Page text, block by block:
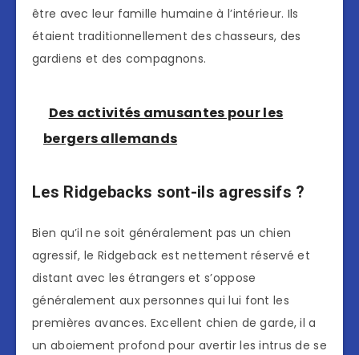
être avec leur famille humaine à l’intérieur. Ils
étaient traditionnellement des chasseurs, des
gardiens et des compagnons.
Des activités amusantes pour les
bergers allemands
Les Ridgebacks sont-ils agressifs ?
Bien qu’il ne soit généralement pas un chien
agressif, le Ridgeback est nettement réservé et
distant avec les étrangers et s’oppose
généralement aux personnes qui lui font les
premières avances. Excellent chien de garde, il a
un aboiement profond pour avertir les intrus de se